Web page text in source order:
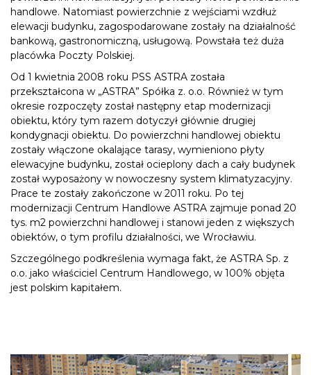
handlowe. Natomiast powierzchnie z wejściami wzdłuż
elewacji budynku, zagospodarowane zostały na działalność
bankową, gastronomiczną, usługową. Powstała też duża
placówka Poczty Polskiej.
Od 1 kwietnia 2008 roku PSS ASTRA została
przekształcona w „ASTRA” Spółka z. o.o. Również w tym
okresie rozpoczęty został następny etap modernizacji
obiektu, który tym razem dotyczył głównie drugiej
kondygnacji obiektu. Do powierzchni handlowej obiektu
zostały włączone okalające tarasy, wymieniono płyty
elewacyjne budynku, został ocieplony dach a cały budynek
został wyposażony w nowoczesny system klimatyzacyjny.
Prace te zostały zakończone w 2011 roku. Po tej
modernizacji Centrum Handlowe ASTRA zajmuje ponad 20
tys. m2 powierzchni handlowej i stanowi jeden z większych
obiektów, o tym profilu działalności, we Wrocławiu.
Szczególnego podkreślenia wymaga fakt, że ASTRA Sp. z
o.o. jako właściciel Centrum Handlowego, w 100% objęta
jest polskim kapitałem.